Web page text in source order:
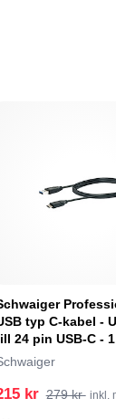
typ C-kabel -
24 pin USB-C -
kr 279 kr inkl.